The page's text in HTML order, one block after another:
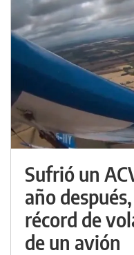
Sufrió un
año
récord de
de un avión